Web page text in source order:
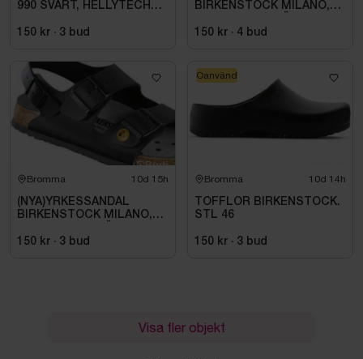
990 SVART, HELLYTECH
150 kr · 3 bud
BIRKENSTOCK MILANO,
SVART. STL 42
150 kr · 4 bud
Bromma 10d 15h
(NYA)YRKESSANDAL
BIRKENSTOCK MILANO,
SVART. STL 42
150 kr · 3 bud
Bromma 10d 14h
TOFFLOR BIRKENSTOCK.
STL 46
150 kr · 3 bud
Oanvänd
Visa fler objekt